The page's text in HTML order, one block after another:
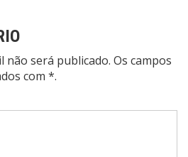
não será publicado. Os campos
com *.